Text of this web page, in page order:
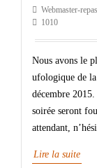
Webmaster-
1010
Nous avons le
ufologique de
décembre
soirée seront
attendant,
Lire la suite